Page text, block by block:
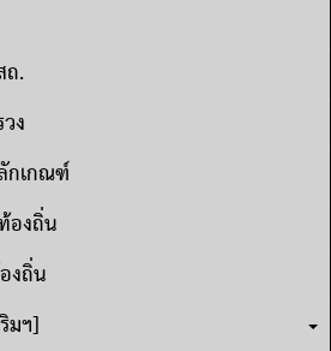
.
ง
กเกณฑ์
องถิ่น
งถิ่น
มฯ]